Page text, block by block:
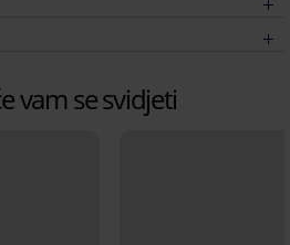
vam se svidjeti